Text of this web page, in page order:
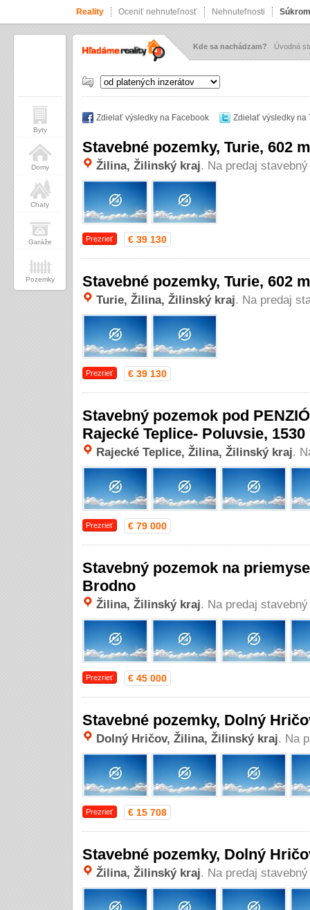
Reality Oceniť nehnuteľnosť Nehnuteľnosti
Kde sa nachádzam? Úvodná
Zdielať výsledky na Facebook Zdielať výsledky na
Stavebné pozemky, Turie, 602
Žilina, Žilinský kraj. Na predaj
Prezrieť € 39 130
Stavebné pozemky, Turie, 602
Turie, Žilina, Žilinský kraj. Na predaj
Prezrieť € 39 130
Stavebný pozemok pod
Rajecké Teplice- Poluvsie, 1530
Rajecké Teplice, Žilina, Žilinský kraj.
Prezrieť € 79 000
Stavebný pozemok na
Brodno
Žilina, Žilinský kraj. Na predaj
Prezrieť € 45 000
Stavebné pozemky, Dolný
Dolný Hričov, Žilina, Žilinský kraj. Na
Prezrieť € 15 708
Stavebné pozemky, Dolný
Žilina, Žilinský kraj. Na predaj
Byty
Domy
Chaty
Garáže
Pozemky